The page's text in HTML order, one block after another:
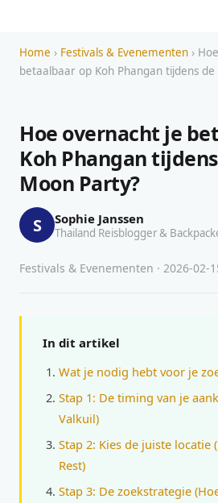
Home › Festivals & Evenementen ›
betaalbaar op Koh Phangan tijdens de
Hoe overnacht je
Koh Phangan
Moon Party?
S Sophie Janssen
Thailand Reisblogger &
Festivals & Evenementen · 2026-02-
In dit artikel
Wat je nodig hebt voor je
Stap 1: De timing van je
Valkuil)
Stap 2: Kies de juiste locatie
Rest)
Stap 3: De zoekstrategie